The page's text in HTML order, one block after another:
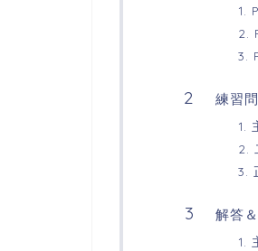
1.
2.
3.
練習
1.
2.
3.
解答
1.